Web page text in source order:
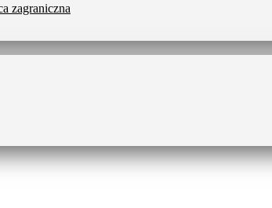
zagraniczna